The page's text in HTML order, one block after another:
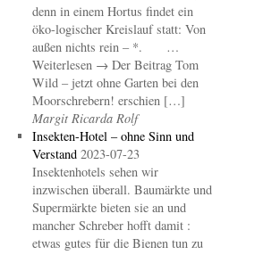
denn in einem Hortus findet ein
öko-logischer Kreislauf statt: Von
außen nichts rein – *. …
Weiterlesen → Der Beitrag Tom
Wild – jetzt ohne Garten bei den
Moorschrebern! erschien […]
Margit Ricarda Rolf
Insekten-Hotel – ohne Sinn und
Verstand 2023-07-23
Insektenhotels sehen wir
inzwischen überall. Baumärkte und
Supermärkte bieten sie an und
mancher Schreber hofft damit :
etwas gutes für die Bienen tun zu